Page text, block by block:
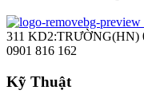
311 KD2:TRƯỜNG(HN)
0901 816 162
Kỹ Thuật